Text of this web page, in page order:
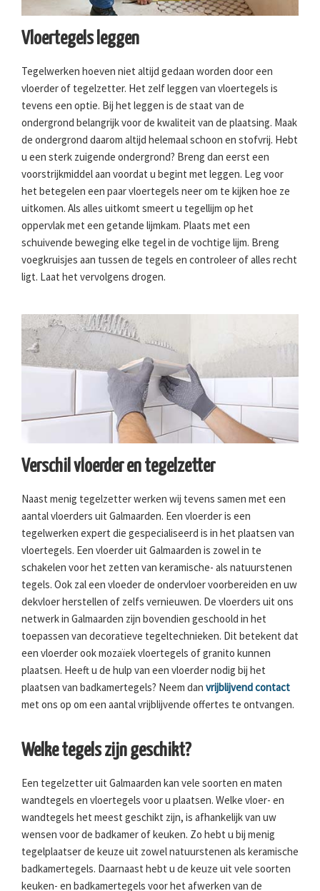
Vloertegels leggen
Tegelwerken hoeven niet altijd gedaan worden door een
vloerder of tegelzetter. Het zelf leggen van vloertegels is
tevens een optie. Bij het leggen is de staat van de
ondergrond belangrijk voor de kwaliteit van de plaatsing. Maak
de ondergrond daarom altijd helemaal schoon en stofvrij. Hebt
u een sterk zuigende ondergrond? Breng dan eerst een
voorstrijkmiddel aan voordat u begint met leggen. Leg voor
het betegelen een paar vloertegels neer om te kijken hoe ze
uitkomen. Als alles uitkomt smeert u tegellijm op het
oppervlak met een getande lijmkam. Plaats met een
schuivende beweging elke tegel in de vochtige lijm. Breng
voegkruisjes aan tussen de tegels en controleer of alles recht
ligt. Laat het vervolgens drogen.
Verschil vloerder en tegelzetter
Naast menig tegelzetter werken wij tevens samen met een
aantal vloerders uit Galmaarden. Een vloerder is een
tegelwerken expert die gespecialiseerd is in het plaatsen van
vloertegels. Een vloerder uit Galmaarden is zowel in te
schakelen voor het zetten van keramische- als natuurstenen
tegels. Ook zal een vloeder de ondervloer voorbereiden en uw
dekvloer herstellen of zelfs vernieuwen. De vloerders uit ons
netwerk in Galmaarden zijn bovendien geschoold in het
toepassen van decoratieve tegeltechnieken. Dit betekent dat
een vloerder ook mozaïek vloertegels of granito kunnen
plaatsen. Heeft u de hulp van een vloerder nodig bij het
plaatsen van badkamertegels? Neem dan vrijblijvend contact
met ons op om een aantal vrijblijvende offertes te ontvangen.
Welke tegels zijn geschikt?
Een tegelzetter uit Galmaarden kan vele soorten en maten
wandtegels en vloertegels voor u plaatsen. Welke vloer- en
wandtegels het meest geschikt zijn, is afhankelijk van uw
wensen voor de badkamer of keuken. Zo hebt u bij menig
tegelplaatser de keuze uit zowel natuurstenen als keramische
badkamertegels. Daarnaast hebt u de keuze uit vele soorten
keuken- en badkamertegels voor het afwerken van de